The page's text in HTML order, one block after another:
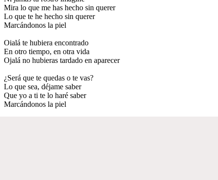
Mira lo que me has hecho sin querer
Lo que te he hecho sin querer
Marcándonos la piel
Oialá te hubiera encontrado
En otro tiempo, en otra vida
Ojalá no hubieras tardado en aparecer
¿Será que te quedas o te vas?
Lo que sea, déjame saber
Que yo a ti te lo haré saber
Marcándonos la piel